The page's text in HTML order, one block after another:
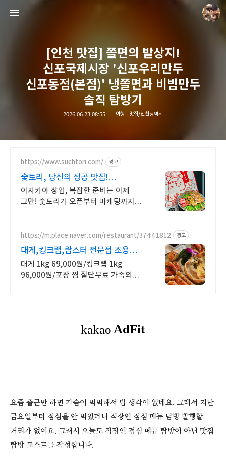
[인천 맛집] 쫄면의 발상지!
신포국제시장 '신포우리만두
신포동점(본점)' 냉쫄면과 비빔만두
솔직 탐방기
2026.06.23 08:55 여행 · 맛집/인천광역시
https://www.suchtori.com/ 광고
숯토리, 당신의 성공 맛집!
수익율UP!
이자카야 창업, 복잡한 준비는 이제
그만! 숯토리가 오픈부터 마케팅까지
지금 바로 해결하세요
https://m.place.naver.com/restaurant/37441812 광고
대게,킹크랩,랍스터 전문점 조용하게
식사가 가능한 장소
대게 1kg 69,000원/킹크랩 1kg
96,000원/포장 찜 절단무료 가족외식,
요즘 출근만 하면 가슴이 먹먹해서 밥 생각이 없네요. 그래서 지난
금요일부터 점심을 안 먹었더니 직장인 점심 메뉴 탐방 발행할
거리가 없어요. 그래서 오늘도 직장인 점심 메뉴 탐방이 아닌 맛집
탐방 포스트를 작성합니다.
담덕이의 탐방일지